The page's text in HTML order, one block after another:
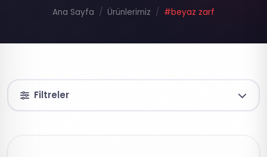
Ana Sayfa Ürünlerimiz #beyaz zarf
Filtreler